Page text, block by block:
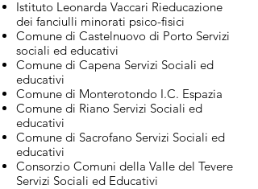
Istituto Leonarda Vaccari Rieducazione
dei fanciulli minorati psico-fisici
Comune di Castelnuovo di Porto Servizi
sociali ed educativi
Comune di Capena Servizi Sociali ed
educativi
Comune di Monterotondo I.C. Espazia
Comune di Riano Servizi Sociali ed
educativi
Comune di Sacrofano Servizi Sociali ed
educativi
Consorzio Comuni della Valle del Tevere
Servizi Sociali ed Educativi